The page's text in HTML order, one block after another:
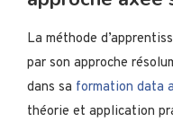
La méthode
par son approche
dans sa formation data
théorie et application